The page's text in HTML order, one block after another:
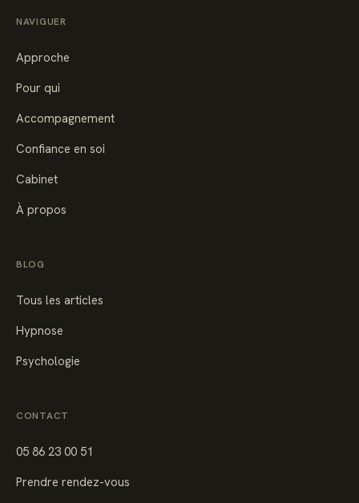
NAVIGUER
Approche
Pour qui
Accompagnement
Confiance en soi
Cabinet
À propos
BLOG
Tous les articles
Hypnose
Psychologie
CONTACT
05 86 23 00 51
Prendre rendez-vous